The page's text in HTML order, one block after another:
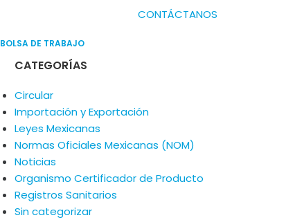
CONTÁCTANOS
BOLSA DE TRABAJO
CATEGORÍAS
Circular
Importación y Exportación
Leyes Mexicanas
Normas Oficiales Mexicanas (NOM)
Noticias
Organismo Certificador de Producto
Registros Sanitarios
Sin categorizar